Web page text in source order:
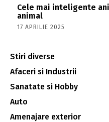
Cele mai inteligente
animal
17 APRILIE 2025
Stiri diverse
Afaceri si Industrii
Sanatate si Hobby
Auto
Amenajare exterior